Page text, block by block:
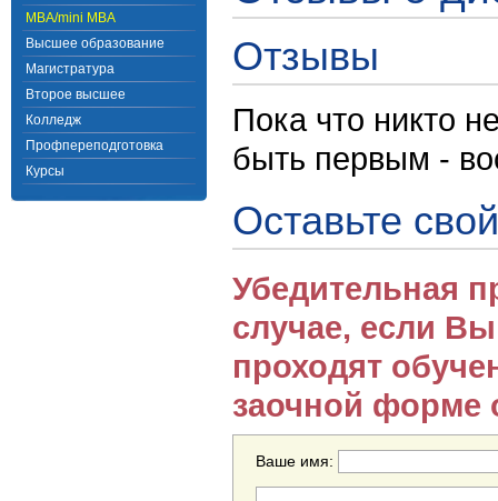
MBA/mini MBA
Высшее образование
Магистратура
Второе высшее
Колледж
Профпереподготовка
Курсы
Отзывы
Пока что никто
быть первым -
Оставьте
Убедительная
случае, если
проходят
заочной форме
Ваше имя: